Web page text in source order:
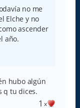
no me
Elche y no
ascender
año.
hubo algún
q tu dices.
1 x